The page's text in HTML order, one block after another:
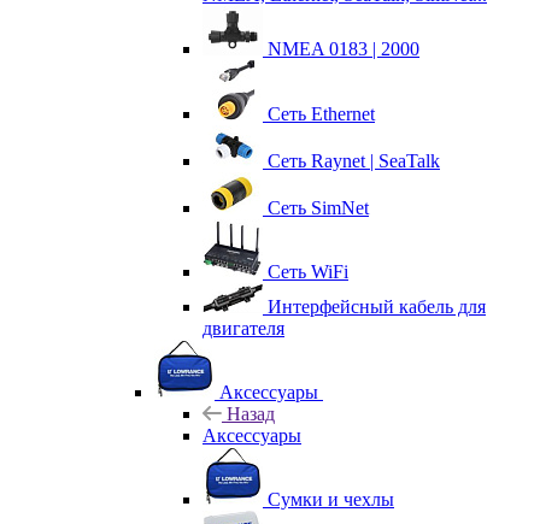
NMEA 0183 | 2000
Сеть Ethernet
Сеть Raynet | SeaTalk
Сеть SimNet
Сеть WiFi
Интерфейсный кабель для
двигателя
Аксессуары
Назад
Аксессуары
Сумки и чехлы